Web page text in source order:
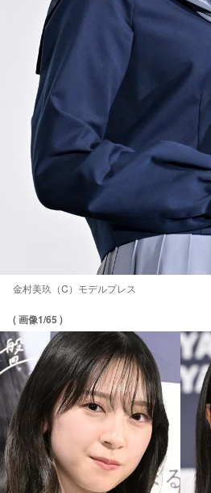
金村美玖（C）モデルプレス
( 画像1/65 )